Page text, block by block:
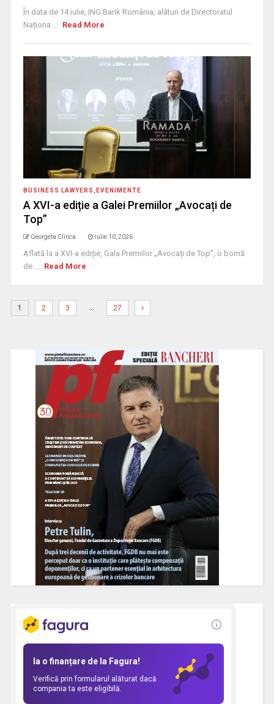
În data de 14 iulie, ING Bank România, alături de Directoratul
Naționa ... Read More
BUSINESS LAWYERS EVENIMENTE
A XVI-a ediție a Galei Premiilor „Avocați de
Top”
Georgeta Clinca iulie 10, 2026
Aflată la a XVI-a ediție, Gala Premiilor „Avocați de Top”, o bornă
de ... Read More
1 2 3 … 27